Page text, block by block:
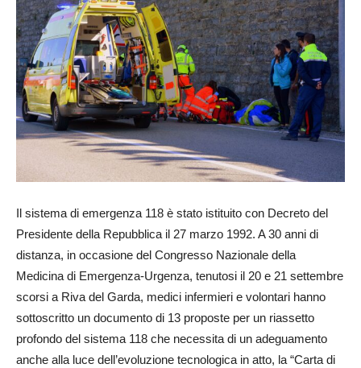
Il sistema di emergenza 118 è stato istituito con Decreto del
Presidente della Repubblica il 27 marzo 1992. A 30 anni di
distanza, in occasione del Congresso Nazionale della
Medicina di Emergenza-Urgenza, tenutosi il 20 e 21 settembre
scorsi a Riva del Garda, medici infermieri e volontari hanno
sottoscritto un documento di 13 proposte per un riassetto
profondo del sistema 118 che necessita di un adeguamento
anche alla luce dell’evoluzione tecnologica in atto, la “Carta di